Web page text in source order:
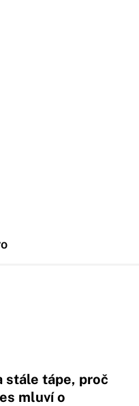
stále tápe, proč
mluví o